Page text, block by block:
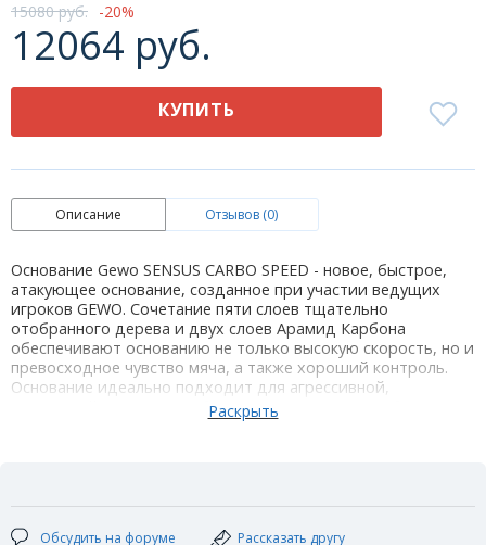
15080 руб. 20
12064 руб.
КУПИТЬ
Описание Отзывов (0)
Основание Gewo SENSUS CARBO SPEED - новое, быстрое,
атакующее основание, созданное при участии ведущих
игроков GEWO. Сочетание пяти слоев тщательно
отобранного дерева и двух слоев Арамид Карбона
обеспечивают основанию не только высокую скорость, но и
превосходное чувство мяча, а также хороший контроль.
Основание идеально подходит для агрессивной,
атакующей игры. Имеет большое пятно отскока, благодаря
чему получаются отличные топспины. Основание с хорошим
Технические характеристики:
Кол-во слоев: 5+2
Обсудить на форуме Рассказать другу